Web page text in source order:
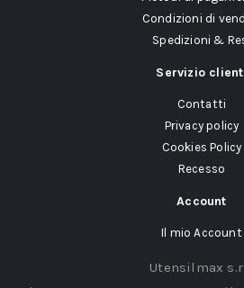
Condizioni di
Spedizioni &
Servizio
Contatti
Privacy policy
Cookies Policy
Recesso
Account
Il mio Account
Utensilmax